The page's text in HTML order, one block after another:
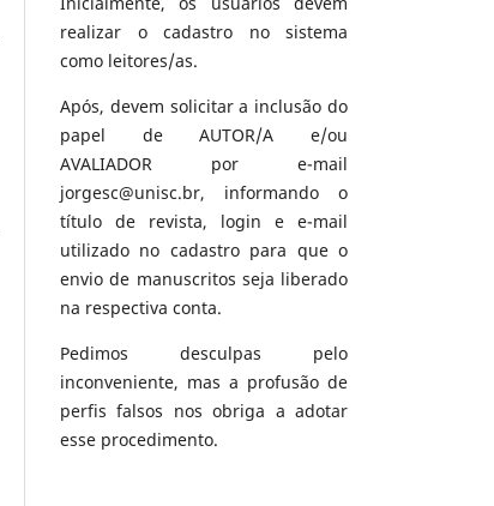
realizar o cadastro no sistema
como leitores/as.
Após, devem solicitar a inclusão do
papel de AUTOR/A e/ou
AVALIADOR por e-mail
jorgesc@unisc.br, informando o
título de revista, login e e-mail
utilizado no cadastro para que o
envio de manuscritos seja liberado
na respectiva conta.
Pedimos desculpas pelo
inconveniente, mas a profusão de
perfis falsos nos obriga a adotar
esse procedimento.